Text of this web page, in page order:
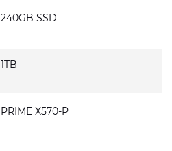
240GB SSD
1TB
PRIME X570-P